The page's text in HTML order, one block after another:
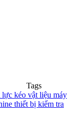
Tags
lực kéo vật liệu máy
thiết bị kiểm tra